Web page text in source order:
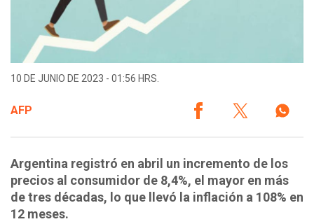
10 DE JUNIO DE 2023 - 01:56 HRS.
AFP
Argentina registró en abril un incremento de los
precios al consumidor de 8,4%, el mayor en más
de tres décadas, lo que llevó la inflación a 108% en
12 meses.